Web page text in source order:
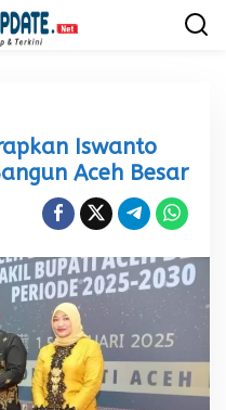
Iswanto
Aceh Besar